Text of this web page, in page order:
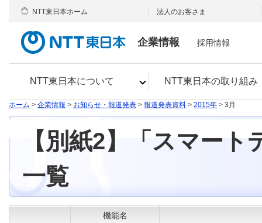
企業情報
NTT東日本について NTT東日本の取り組み
NTT東日本ホーム 法人のお客さま
採用情報
ホーム > 企業情報 > お知らせ・報道発表 > 報道発表資料 > 2015年 > 3月
【別紙2】「スマー
一覧
機能名